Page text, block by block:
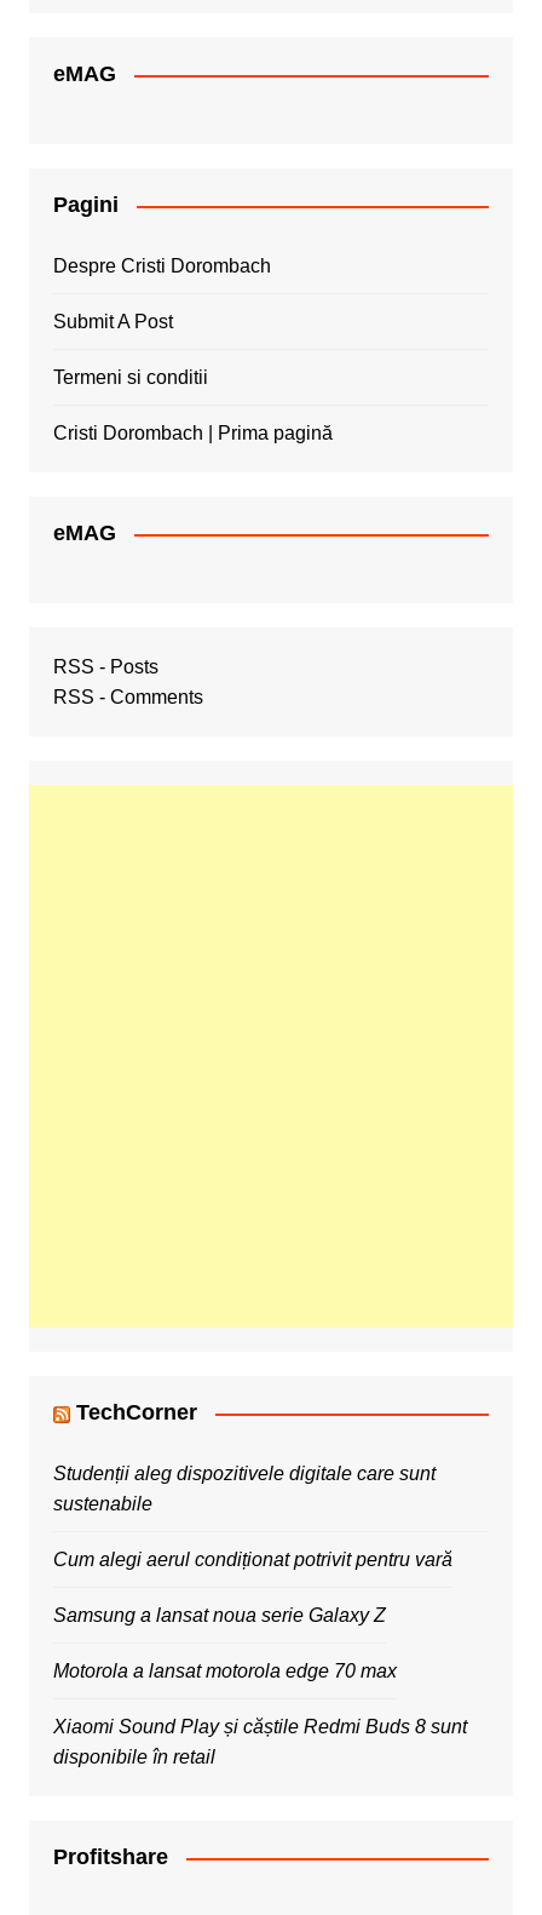
eMAG
Pagini
Despre Cristi Dorombach
Submit A Post
Termeni si conditii
Cristi Dorombach | Prima pagină
eMAG
RSS - Posts
RSS - Comments
TechCorner
Studenții aleg dispozitivele digitale care sunt
sustenabile
Cum alegi aerul condiționat potrivit pentru vară
Samsung a lansat noua serie Galaxy Z
Motorola a lansat motorola edge 70 max
Xiaomi Sound Play și căștile Redmi Buds 8 sunt
disponibile în retail
Profitshare